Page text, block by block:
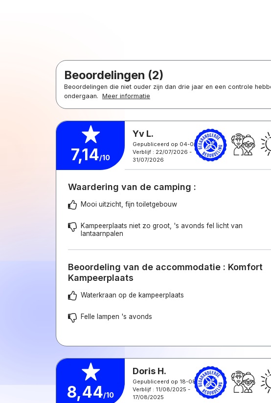
Beoordelingen (2)
Beoordelingen die niet ouder zijn dan drie jaar en een controle
ondergaan. Meer informatie
7,14/10
Yv L.
Gepubliceerd op 04-08-2026
Verblijf : 22/07/2026 -
31/07/2026
Waardering van de camping :
Mooi uitzicht, fijn toiletgebouw
Kampeerplaats niet zo groot, 's avonds fel licht van
lantaarnpalen
Beoordeling van de accommodatie : Komfort
Kampeerplaats
Waterkraan op de kampeerplaats
Felle lampen 's avonds
8,44/10
Doris H.
Gepubliceerd op 18-08-2025
Verblijf : 11/08/2025 -
17/08/2025